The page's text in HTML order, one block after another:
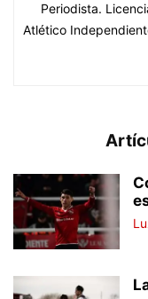
Periodista.
Atlético